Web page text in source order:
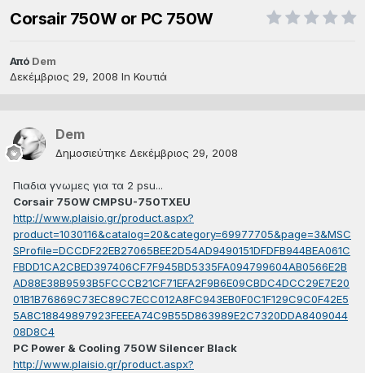
Corsair 750W or PC 750W
Από Dem
Δεκέμβριος 29, 2008 In Κουτιά
Dem
Δημοσιεύτηκε Δεκέμβριος 29, 2008
Πιαδια γνωμες για τα 2 psu...
Corsair 750W CMPSU-750TXEU
http://www.plaisio.gr/product.aspx?
product=1030116&catalog=20&category=69977705&page=3&MSC
SProfile=DCCDF22EB27065BEE2D54AD9490151DFDFB944BEA061C
FBDD1CA2CBED397406CF7F945BD5335FA094799604AB0566E2B
AD88E38B9593B5FCCCB21CF71EFA2F9B6E09CBDC4DCC29E7E20
01B1B76869C73EC89C7ECC012A8FC943EB0F0C1F129C9C0F42E5
5A8C18849897923FEEEA74C9B55D863989E2C7320DDA8409044
08D8C4
PC Power & Cooling 750W Silencer Black
http://www.plaisio.gr/product.aspx?